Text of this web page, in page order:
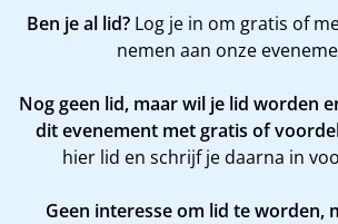
Ben je al lid?Log je in om gratis of
nemen aan onze
Nog geen lid, maar wil je lid worden
dit evenement met gratis of
hier lid en schrijf je daarna in
Geen interesse om lid te worden,